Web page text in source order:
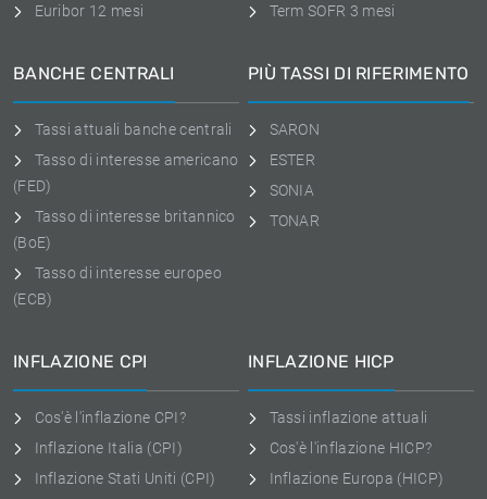
Euribor 12 mesi
Term SOFR 3 mesi
BANCHE CENTRALI
Tassi attuali banche centrali
Tasso di interesse americano
(FED)
Tasso di interesse britannico
(BoE)
Tasso di interesse europeo
(ECB)
PIÙ TASSI DI RIFERIMENTO
SARON
ESTER
SONIA
TONAR
INFLAZIONE CPI
Cos'è l'inflazione CPI?
Inflazione Italia (CPI)
Inflazione Stati Uniti (CPI)
INFLAZIONE HICP
Tassi inflazione attuali
Cos'è l'inflazione HICP?
Inflazione Europa (HICP)